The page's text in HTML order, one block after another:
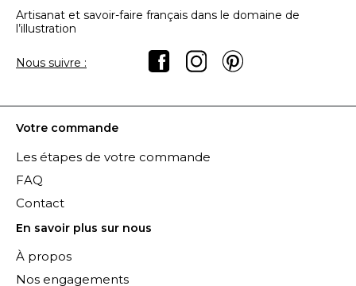
Artisanat et savoir-faire français dans le domaine de
l’illustration
Nous suivre :
Votre commande
Les étapes de votre commande
FAQ
Contact
En savoir plus sur nous
À propos
Nos engagements